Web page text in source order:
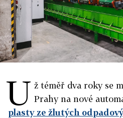
U ž téměř dva roky se
Prahy na nové
plasty ze žlutých